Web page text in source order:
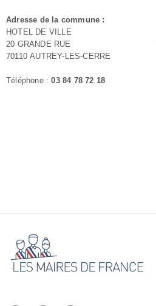
Adresse de la commune :
HOTEL DE VILLE
20 GRANDE RUE
70110 AUTREY-LES-CERRE
Téléphone :03 84 78 72 18